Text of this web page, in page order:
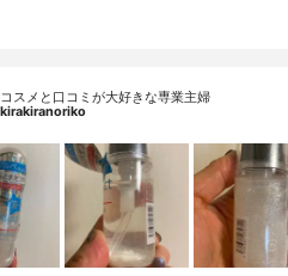
コスメと口コミが大好きな専業主婦
kirakiranoriko